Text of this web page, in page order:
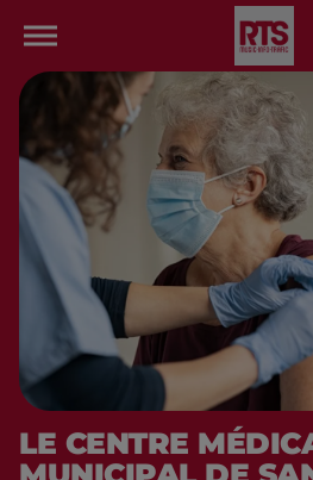
LE CENTRE